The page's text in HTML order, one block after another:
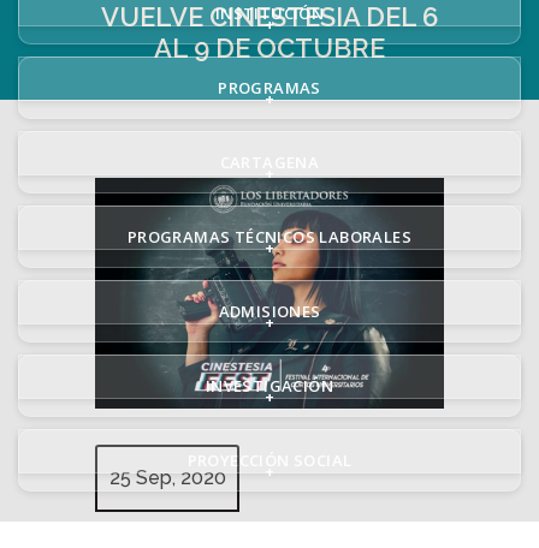
INSTITUCIÓN
+
PROGRAMAS
+
+
PROGRAMAS TÉCNICOS LABORALES
+
ADMISIONES
+
INVESTIGACIÓN
+
PROYECCIÓN SOCIAL
+
VUELVE CINESTESIA DEL 6
AL 9 DE OCTUBRE
25 Sep, 2020